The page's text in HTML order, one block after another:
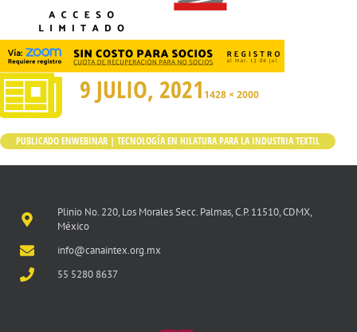
9 JULIO, 2021 1428 × 2000
PUBLICADO ENWEBINAR | TECNOLOGÍA EN HILATURA PARA LA INDUSTRIA TEXTIL
Plinio No. 220, Los Morales Secc. Palmas, C.P. 11510, CDMX,
México
info@canaintex.org.mx
55 5280 8637